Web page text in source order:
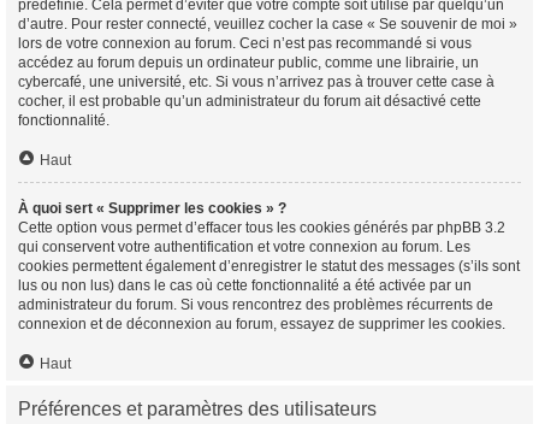
prédéfinie. Cela permet d’éviter que votre compte soit utilisé par quelqu’un
d’autre. Pour rester connecté, veuillez cocher la case « Se souvenir de moi »
lors de votre connexion au forum. Ceci n’est pas recommandé si vous
accédez au forum depuis un ordinateur public, comme une librairie, un
cybercafé, une université, etc. Si vous n’arrivez pas à trouver cette case à
cocher, il est probable qu’un administrateur du forum ait désactivé cette
fonctionnalité.
Haut
À quoi sert « Supprimer les cookies » ?
Cette option vous permet d’effacer tous les cookies générés par phpBB 3.2
qui conservent votre authentification et votre connexion au forum. Les
cookies permettent également d’enregistrer le statut des messages (s’ils sont
lus ou non lus) dans le cas où cette fonctionnalité a été activée par un
administrateur du forum. Si vous rencontrez des problèmes récurrents de
connexion et de déconnexion au forum, essayez de supprimer les cookies.
Haut
Préférences et paramètres des utilisateurs